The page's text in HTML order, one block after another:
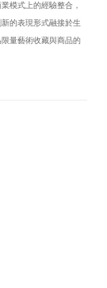
模式上的經驗整合，
的表現形式融接於生
量藝術收藏與商品的